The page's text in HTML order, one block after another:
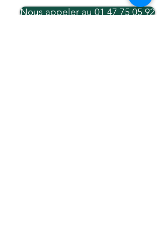
Nous appeler au 01 47 75 05 92